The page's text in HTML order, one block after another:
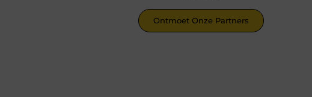
Ontmoet Onze Partners